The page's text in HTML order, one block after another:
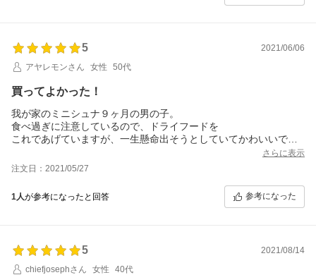
5
2021/06/06
アヤレモンさん
女性 50代
買ってよかった！
我が家のミニシュナ９ヶ月の男の子。
食べ過ぎに注意しているので、ドライフードを
これであげていますが、一生懸命出そうとしていてかわいいで
さらに表示
注文日：2021/05/27
1人が参考になったと回答 参考になった
5
2021/08/14
chiefjosephさん
女性 40代